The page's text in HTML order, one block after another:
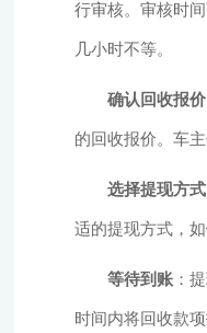
行审核。审核时
几小时不等。
确认回收报价
的回收报价。车
选择提现方式
适的提现方式，
等待到账 ：
时间内将回收款